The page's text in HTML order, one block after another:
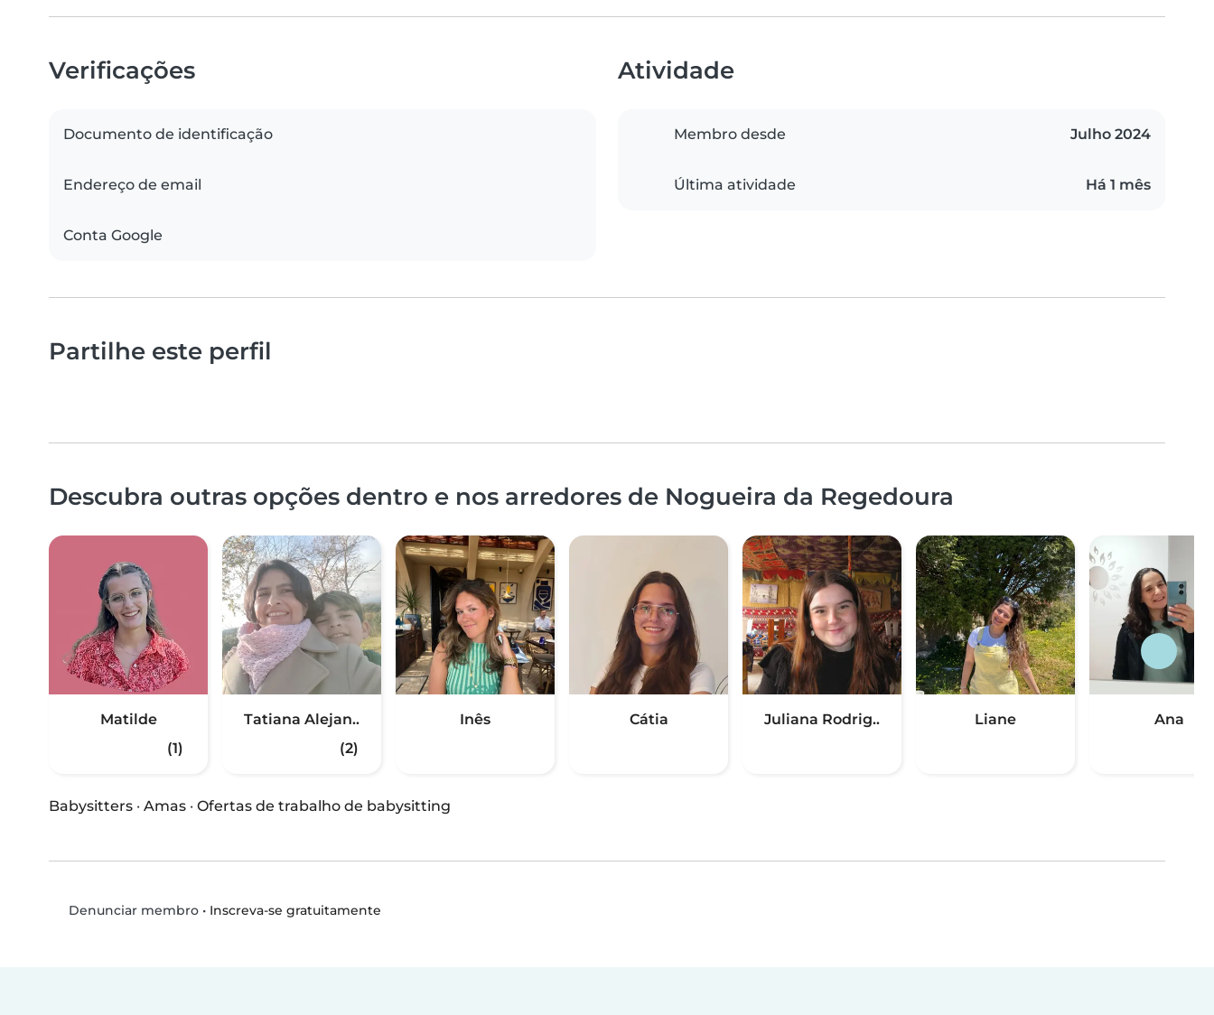
Verificações
Documento de identificação
Endereço de email
Conta Google
Atividade
Membro desde Julho 2024
Última atividade Há 1 mês
Partilhe este perfil
Descubra outras opções dentro e nos arredores de Nogueira da Regedoura
Matilde
(1)
Tatiana Alejan..
(2)
Inês Cátia Juliana Rodrig.. Liane Ana
Babysitters · Amas · Ofertas de trabalho de babysitting
Denunciar membro• Inscreva-se gratuitamente